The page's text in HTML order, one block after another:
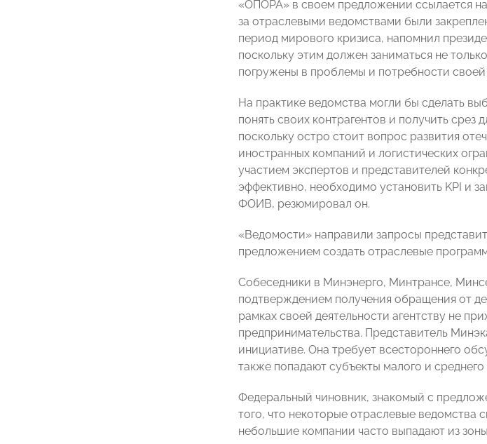
«ОПОРА» в своем предложении ссылается
за отраслевыми ведомствами были
период мирового кризиса, напомнил
поскольку этим должен заниматься не
погружены в проблемы и потребности своей
На практике ведомства могли бы сделать
понять своих контрагентов и получить
поскольку остро стоит вопрос развития
иностранных компаний и логистических
участием экспертов и представителей
эффективно, необходимо установить KPI и
ФОИВ, резюмировал он.
«Ведомости» направили запросы
предложением создать отраслевые
Собеседники в Минэнерго, Минтрансе,
подтверждением получения обращения от
рамках своей деятельности агентству не
предпринимательства. Представитель
инициативе. Она требует всестороннего
также попадают субъекты малого и среднего
Федеральный чиновник, знакомый с
того, что некоторые отраслевые ведомства
небольшие компании часто выпадают из